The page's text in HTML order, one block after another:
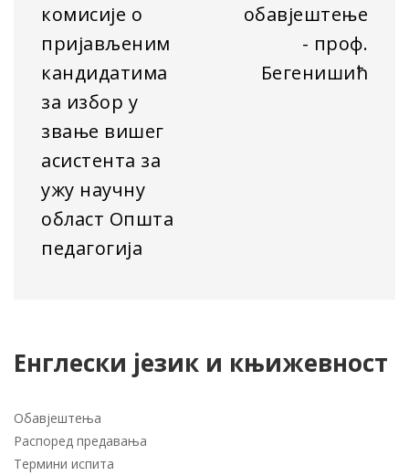
комисије о
пријављеним
кандидатима
за избор у
звање вишег
асистента за
ужу научну
област Општа
педагогија
обавјештење
- проф.
Бегенишић
Енглески језик и књижевност
Обавјештења
Распоред предавања
Термини испита